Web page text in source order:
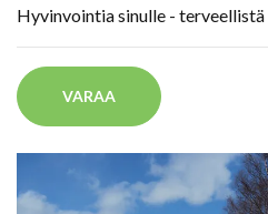
Hyvinvointia sinulle -
VARAA